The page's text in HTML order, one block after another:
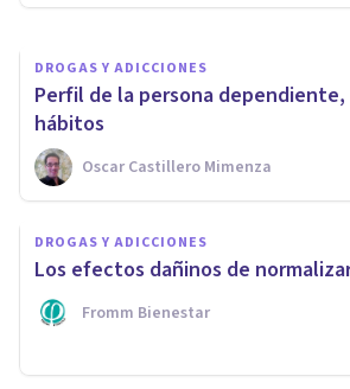
DROGAS Y ADICCIONES
Perfil de la persona dependiente,
hábitos
Oscar Castillero Mimenza
DROGAS Y ADICCIONES
Los efectos dañinos de
Fromm Bienestar